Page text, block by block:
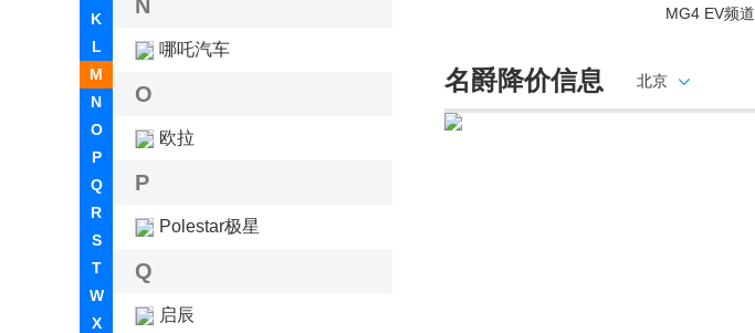
K
L
M
N
O
P
Q
R
S
T
W
X
N
哪吒汽车
O
欧拉
P
Polestar极星
Q
启辰
MG4 EV频道
名爵降价信息 北京